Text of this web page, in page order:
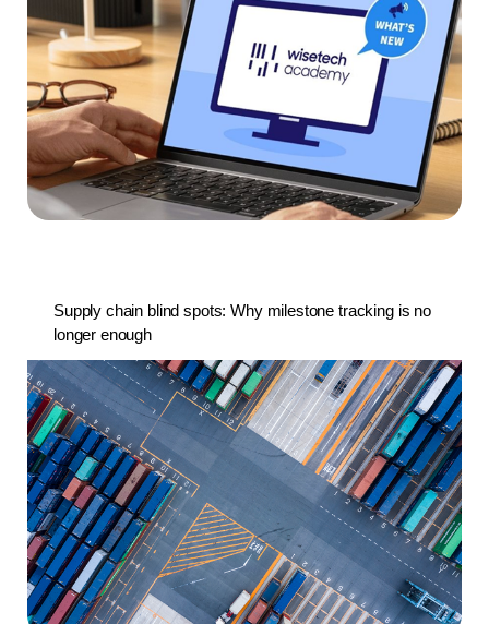
Supply chain blind spots: Why milestone tracking is no
longer enough